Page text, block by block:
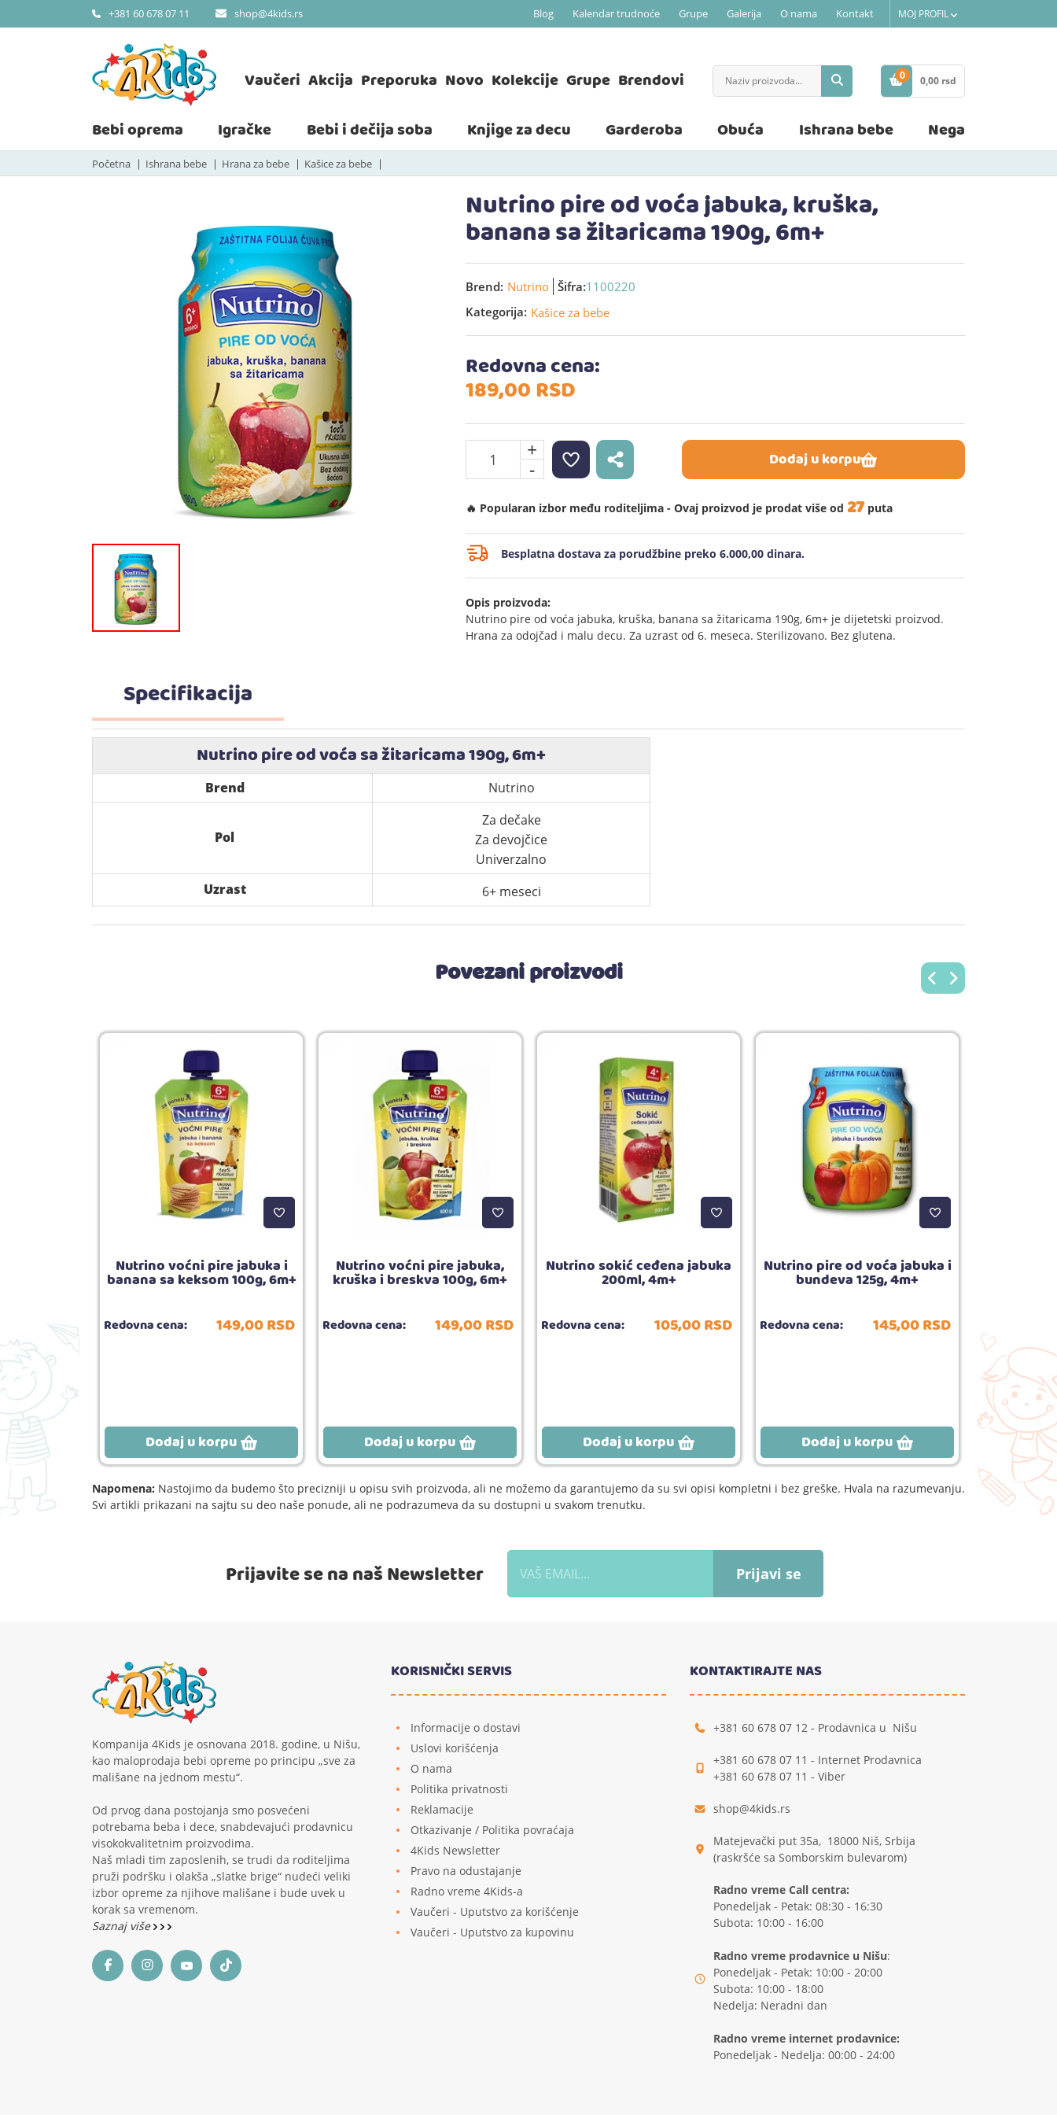
+381 60 678 07 11 shop@4kids.rs Blog Kalendar trudnoće Grupe Galerija O nama Kontakt MOJ PROFIL
Vaučeri Akcija Preporuka Novo Kolekcije Grupe Brendovi
0
STAVKE
0,00 rsd
Bebi oprema Igračke Bebi i dečija soba Knjige za decu Garderoba Obuća Ishrana bebe Nega
Početna Ishrana bebe Hrana za bebe Kašice za bebe
Nutrino pire od voća jabuka, kruška,
banana sa žitaricama 190g, 6m+
Brend: Nutrino Šifra:1100220
Kategorija: Kašice za bebe
Redovna cena:
189,00RSD
+
- Dodaj u korpu
🔥 Popularan izbor među roditeljima - Ovaj proizvod je prodat više od 27 puta
Besplatna dostava za porudžbine preko 6.000,00 dinara.
Opis proizvoda:
Nutrino pire od voća jabuka, kruška, banana sa žitaricama 190g, 6m+ je dijetetski proizvod.
Hrana za odojčad i malu decu. Za uzrast od 6. meseca. Sterilizovano. Bez glutena.
Specifikacija
Nutrino pire od voća sa žitaricama 190g, 6m+
Brend Nutrino
Pol
Za dečake
Za devojčice
Univerzalno
Uzrast
6+ meseci
Povezani proizvodi
RSD
5.00
1
Nutrino voćni pire jabuka i
banana sa keksom 100g, 6m+
Redovna cena: 149,00RSD
Dodaj u korpu
Nutrino voćni pire jabuka,
kruška i breskva 100g, 6m+
Redovna cena: 149,00RSD
Dodaj u korpu
Nutrino sokić ceđena jabuka
200ml, 4m+
Redovna cena: 105,00RSD
Dodaj u korpu
Nutrino pire od voća jabuka i
bundeva 125g, 4m+
Redovna cena: 145,00RSD
Dodaj u korpu
Napomena: Nastojimo da budemo što precizniji u opisu svih proizvoda, ali ne možemo da garantujemo da su svi opisi kompletni i bez greške. Hvala na razumevanju.
Svi artikli prikazani na sajtu su deo naše ponude, ali ne podrazumeva da su dostupni u svakom trenutku.
Prijavite se na naš Newsletter Prijavi se
Kompanija 4Kids je osnovana 2018. godine, u Nišu,
kao maloprodaja bebi opreme po principu „sve za
mališane na jednom mestu“.
Od prvog dana postojanja smo posvećeni
potrebama beba i dece, snabdevajući prodavnicu
visokokvalitetnim proizvodima.
Naš mladi tim zaposlenih, se trudi da roditeljima
pruži podršku i olakša „slatke brige“ nudeći veliki
izbor opreme za njihove mališane i bude uvek u
korak sa vremenom.
Saznaj više
KORISNIČKI SERVIS
Informacije o dostavi
Uslovi korišćenja
O nama
Politika privatnosti
Reklamacije
Otkazivanje / Politika povraćaja
4Kids Newsletter
Pravo na odustajanje
Radno vreme 4Kids-a
Vaučeri - Uputstvo za korišćenje
Vaučeri - Uputstvo za kupovinu
KONTAKTIRAJTE NAS
+381 60 678 07 12 - Prodavnica u Nišu
+381 60 678 07 11 - Internet Prodavnica
+381 60 678 07 11 - Viber
shop@4kids.rs
Matejevački put 35a, 18000 Niš, Srbija
(raskršće sa Somborskim bulevarom)
Radno vreme Call centra:
Ponedeljak - Petak: 08:30 - 16:30
Subota: 10:00 - 16:00
Radno vreme prodavnice u Nišu:
Ponedeljak - Petak: 10:00 - 20:00
Subota: 10:00 - 18:00
Nedelja: Neradni dan
Radno vreme internet prodavnice:
Ponedeljak - Nedelja: 00:00 - 24:00